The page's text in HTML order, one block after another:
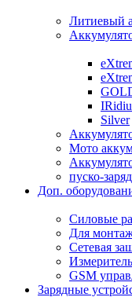
Литиевый
Silver
Мото
пуско-
Доп.
Силовые
Для
Сетевая
GSM
Зарядные